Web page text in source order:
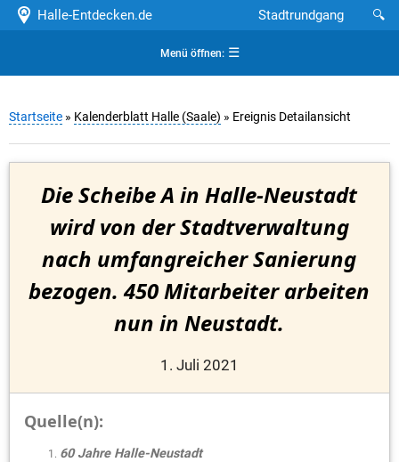
Halle-Entdecken.de 🔍
Stadtrundgang
Menü öffnen:☰
Startseite » Kalenderblatt Halle (Saale) » Ereignis Detailansicht
Die Scheibe A in Halle-Neustadt
wird von der Stadtverwaltung
nach umfangreicher Sanierung
bezogen. 450 Mitarbeiter arbeiten
nun in Neustadt.
1. Juli 2021
Quelle(n):
60 Jahre Halle-Neustadt